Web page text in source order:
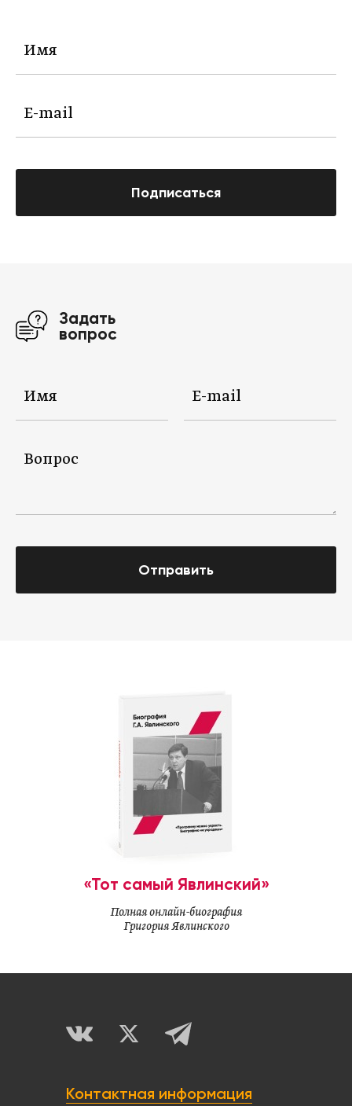
Подписаться
Задать
вопрос
Отправить
«Тот самый Явлинский»
Полная онлайн-биография
Григория Явлинского
Контактная информация